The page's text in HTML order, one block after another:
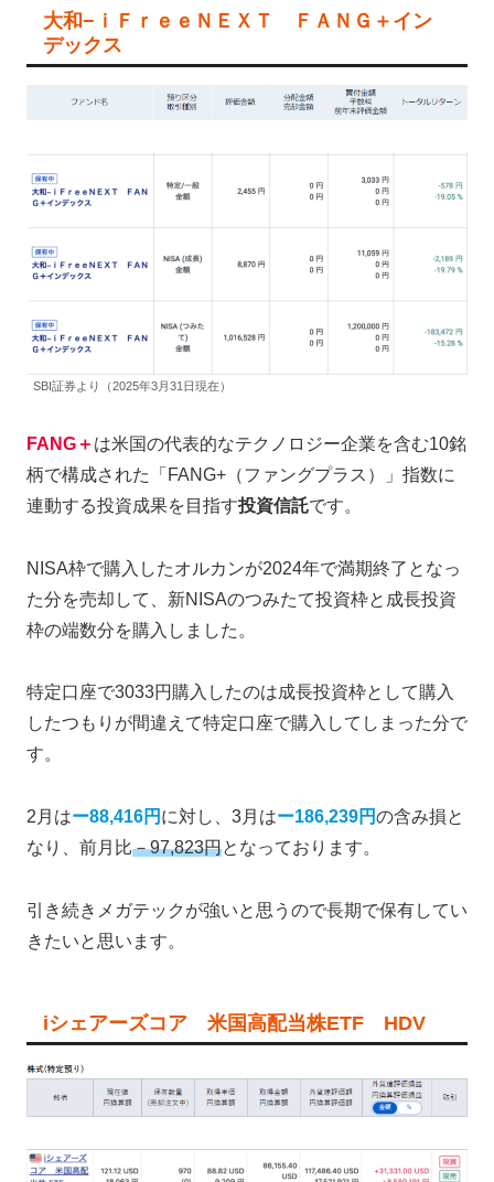
大和−ｉＦｒｅｅＮＥＸＴ ＦＡＮＧ＋イン
デックス
SBI証券より（2025年3月31日現在）
FANG＋ は米国の代表的なテクノロジー企業を含む10銘
柄で構成された「FANG+（ファングプラス）」指数に
連動する投資成果を目指す投資信託です。
NISA枠で購入したオルカンが2024年で満期終了となっ
た分を売却して、新NISAのつみたて投資枠と成長投資
枠の端数分を購入しました。
特定口座で3033円購入したのは成長投資枠として購入
したつもりが間違えて特定口座で購入してしまった分で
す。
2月はー88,416円 に対し、3月はー186,239円の含み損と
なり、前月比－97,823円となっております。
引き続きメガテックが強いと思うので長期で保有してい
きたいと思います。
iシェアーズコア 米国高配当株ETF HDV